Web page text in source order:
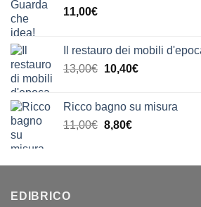
11,00€
Il restauro dei mobili
13,00€ Il
era:
13,00€.
10,40€Il
è:
Ricco bagno su misura
11,00€ Il
era:
8,80€Il
è:
EDIBRICO